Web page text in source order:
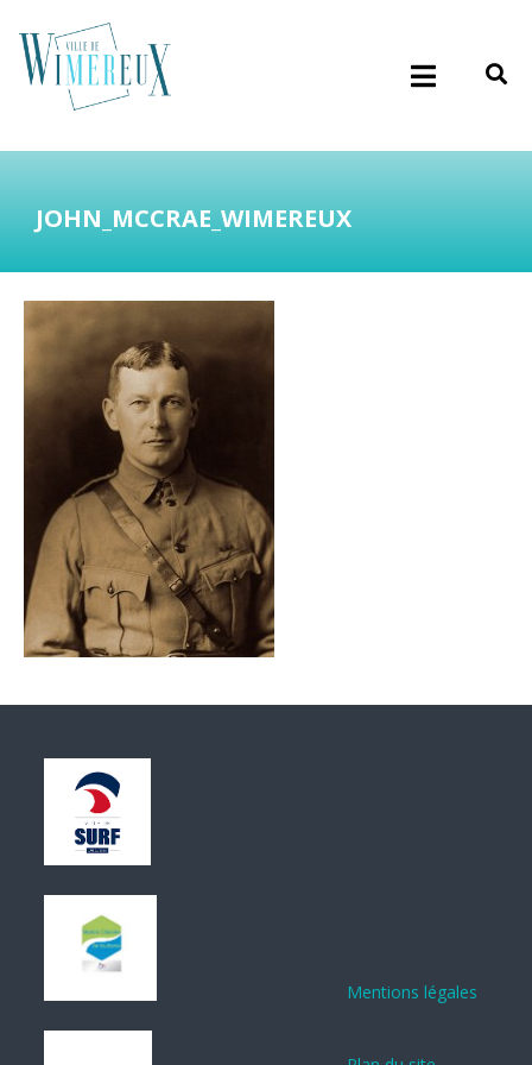
JOHN_MCCRAE_WIMEREUX
Mentions légales